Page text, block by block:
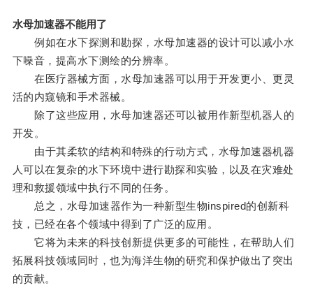
水母加速器不能用了
例如在水下探测和勘探，水母加速器的设计可以减小水
下噪音，提高水下测绘的分辨率。
在医疗器械方面，水母加速器可以用于开发更小、更灵
活的内窥镜和手术器械。
除了这些应用，水母加速器还可以被用作新型机器人的
开发。
由于其柔软的结构和特殊的行动方式，水母加速器机器
人可以在复杂的水下环境中进行勘探和实验，以及在灾难处
理和救援领域中执行不同的任务。
总之，水母加速器作为一种新型生物inspired的创新科
技，已经在各个领域中得到了广泛的应用。
它将为未来的科技创新提供更多的可能性，在帮助人们
拓展科技领域同时，也为海洋生物的研究和保护做出了突出
的贡献。